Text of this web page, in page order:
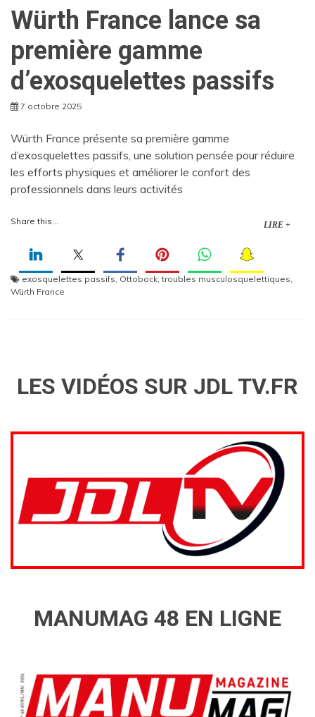
Würth France lance sa
première gamme
d’exosquelettes passifs
7 octobre 2025
Würth France présente sa première gamme
d’exosquelettes passifs, une solution pensée pour réduire
les efforts physiques et améliorer le confort des
professionnels dans leurs activités
Share this... LIRE +
exosquelettes passifs Ottobock ,troubles musculosquelettiques
Würth France
LES VIDÉOS SUR JDL TV.FR
MANUMAG 48 EN LIGNE